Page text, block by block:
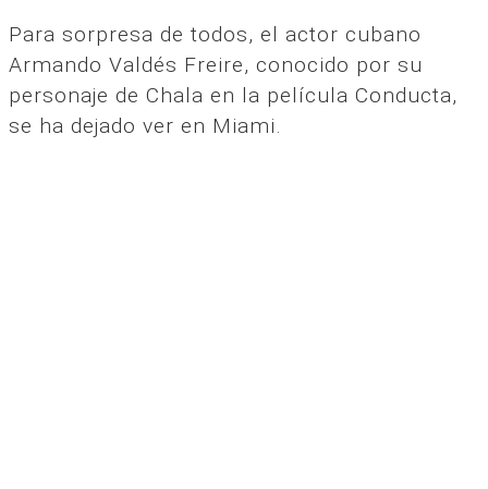
Para sorpresa de todos, el actor cubano
Armando Valdés Freire, conocido por su
personaje de Chala en la película Conducta,
se ha dejado ver en Miami.